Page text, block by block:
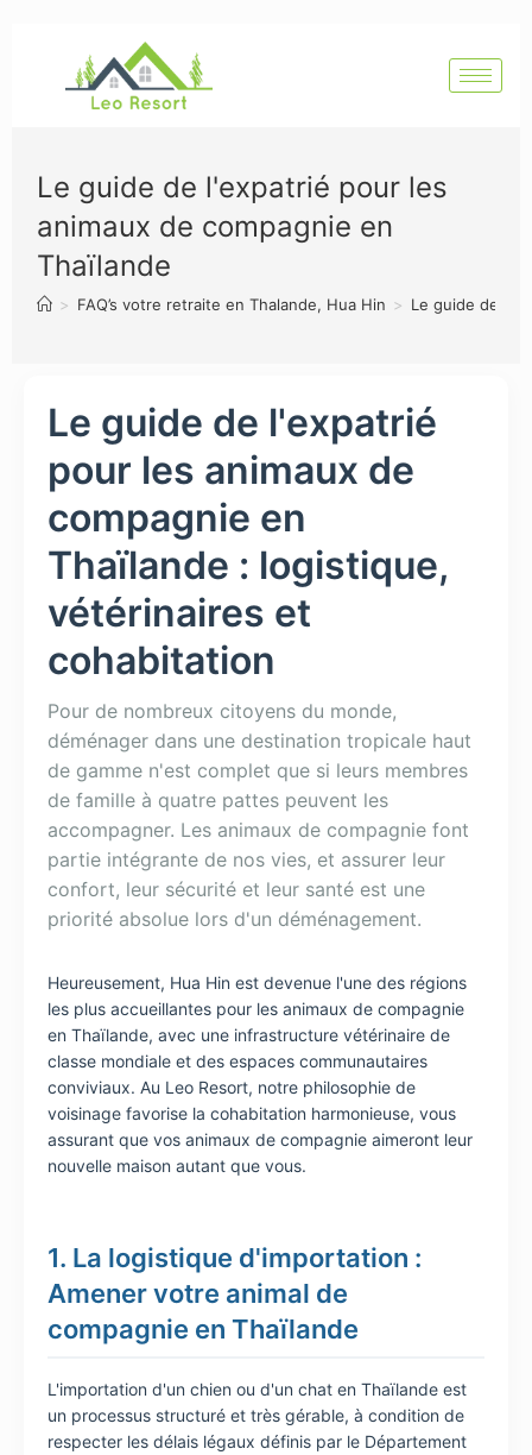
Le guide de l'expatrié pour les
animaux de compagnie en
Thaïlande
> FAQ’s votre retraite en Thalande, Hua Hin > Le guide de
Le guide de l'expatrié
pour les animaux de
compagnie en
Thaïlande : logistique,
vétérinaires et
cohabitation
Pour de nombreux citoyens du monde,
déménager dans une destination tropicale haut
de gamme n'est complet que si leurs membres
de famille à quatre pattes peuvent les
accompagner. Les animaux de compagnie font
partie intégrante de nos vies, et assurer leur
confort, leur sécurité et leur santé est une
priorité absolue lors d'un déménagement.
Heureusement, Hua Hin est devenue l'une des régions
les plus accueillantes pour les animaux de compagnie
en Thaïlande, avec une infrastructure vétérinaire de
classe mondiale et des espaces communautaires
conviviaux. Au Leo Resort, notre philosophie de
voisinage favorise la cohabitation harmonieuse, vous
assurant que vos animaux de compagnie aimeront leur
nouvelle maison autant que vous.
1. La logistique d'importation :
Amener votre animal de
compagnie en Thaïlande
L'importation d'un chien ou d'un chat en Thaïlande est
un processus structuré et très gérable, à condition de
respecter les délais légaux définis par le Département